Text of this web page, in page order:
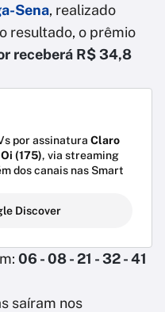
Sena, realizado
resultado, o prêmio
receberá R$ 34,8
por assinatura Claro
Oi (175), via streaming
dos canais nas Smart
Discover
06 - 08 - 21 - 32 - 41
saíram nos